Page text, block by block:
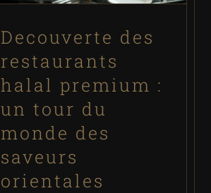
Decouverte des
restaurants
halal premium :
un tour du
monde des
saveurs
orientales